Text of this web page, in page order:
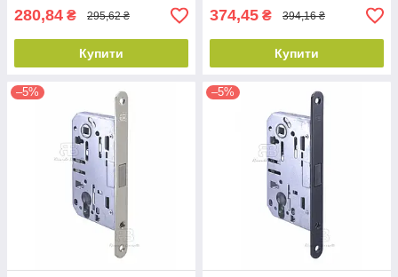
280,84 ₴ 295,62 ₴
Купити
374,45 ₴ 394,16 ₴
Купити
–5% –5%